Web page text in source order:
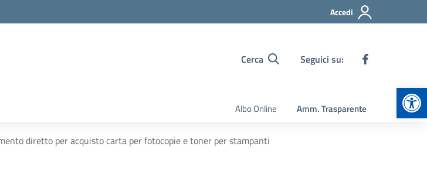
Accedi
Cerca Seguici su:
Albo Online Amm. Trasparente
diretto per acquisto carta per fotocopie e toner per stampanti